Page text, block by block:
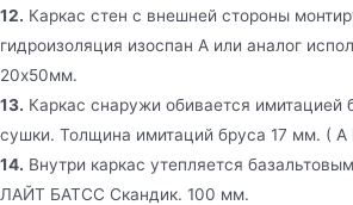
12. Каркас стен c внешней стороны
гидроизоляция изоспан А или аналог
20х50мм.
13. Каркас снаружи обивается имитацией
сушки. Толщина имитаций бруса 17 мм. ( А
14. Внутри каркас утепляется
ЛАЙТ БАТСС Скандик. 100 мм.